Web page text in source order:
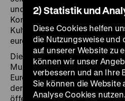
und besser zu verstehen.
Kontakt miteinander, und es
Kulturaustausch, der im
europäische Zivilisation
Die gemeinsame Tagung des
Museums, des Jean-Monnet-
Europäische Geschichte der
der Ranke-Gesellschaft,
öffentlichen Leben e.V., dient
2) Statistik und
Diese Cookies helfen
die Nutzungsweise und
auf unserer Website zu
können wir unser
verbessern und an Ihre
Sie können die Website
Analyse Cookies